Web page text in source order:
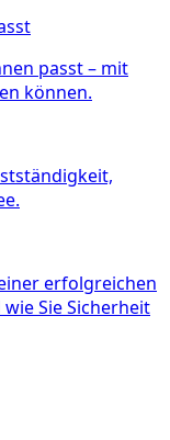
passt – mit
können.
erfolgreichen
Sie Sicherheit